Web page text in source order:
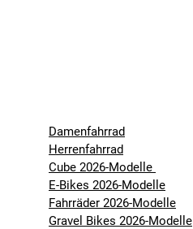
Damenfahrrad
Herrenfahrrad
Cube 2026-Modelle
E-Bikes 2026-Modelle
Fahrräder 2026-Modelle
Gravel Bikes 2026-Modelle